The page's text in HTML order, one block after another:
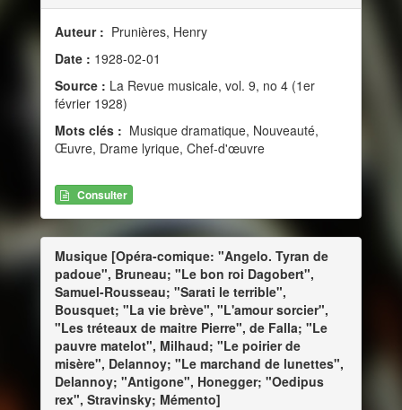
Auteur : Prunières, Henry
Date : 1928-02-01
Source : La Revue musicale, vol. 9, no 4 (1er
février 1928)
Mots clés : Musique dramatique, Nouveauté,
Œuvre, Drame lyrique, Chef-d'œuvre
Consulter
Musique [Opéra-comique: "Angelo. Tyran de
padoue", Bruneau; "Le bon roi Dagobert",
Samuel-Rousseau; "Sarati le terrible",
Bousquet; "La vie brève", "L'amour sorcier",
"Les tréteaux de maitre Pierre", de Falla; "Le
pauvre matelot", Milhaud; "Le poirier de
misère", Delannoy; "Le marchand de lunettes",
Delannoy; "Antigone", Honegger; "Oedipus
rex", Stravinsky; Mémento]